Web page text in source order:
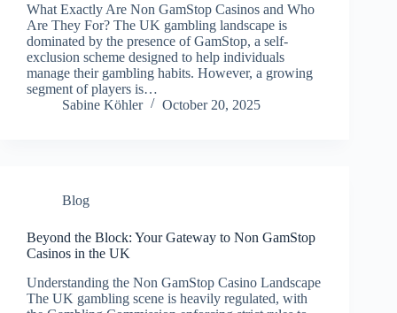
What Exactly Are Non GamStop Casinos and Who
Are They For? The UK gambling landscape is
dominated by the presence of GamStop, a self-
exclusion scheme designed to help individuals
manage their gambling habits. However, a growing
segment of players is…
Sabine Köhler
October 20, 2025
Blog
Beyond the Block: Your Gateway to Non GamStop
Casinos in the UK
Understanding the Non GamStop Casino Landscape
The UK gambling scene is heavily regulated, with